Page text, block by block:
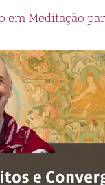
em Meditação